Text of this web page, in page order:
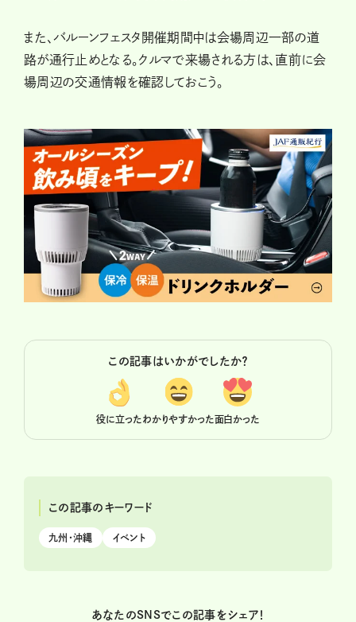
また、バルーンフェスタ開催期間中は会場周辺一部の道
路が通行止めとなる。クルマで来場される方は、直前に会
場周辺の交通情報を確認しておこう。
この記事はいかがでしたか？
役に立ったわかりやすかった面白かった
この記事のキーワード
九州・沖縄 イベント
あなたのSNSでこの記事をシェア！